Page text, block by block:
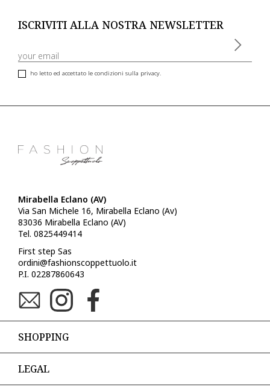
ISCRIVITI ALLA NOSTRA NEWSLETTER
ho letto ed accettato le condizioni sulla privacy.
Mirabella Eclano (AV)
Via San Michele 16, Mirabella Eclano (Av)
83036 Mirabella Eclano (AV)
Tel. 0825449414
First step Sas
ordini@fashionscoppettuolo.it
P.I. 02287860643
SHOPPING
LEGAL